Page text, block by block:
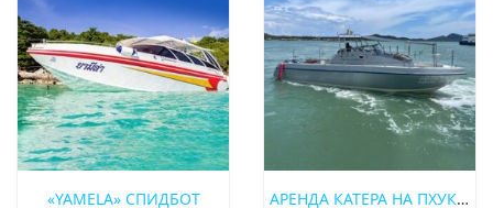
«YAMELA» СПИДБОТ АРЕНДА КАТЕРА НА ПХУКЕТЕ SRISUWAN 37 ФУТОВ